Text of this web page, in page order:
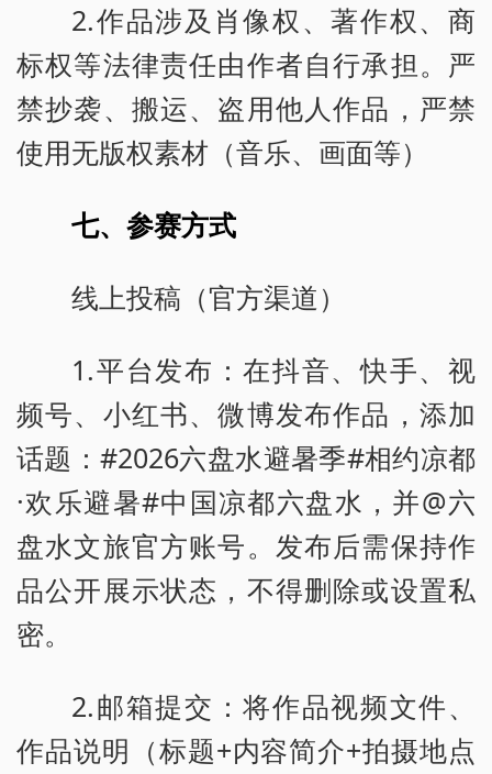
2.作品涉及肖像权、著作权、商
标权等法律责任由作者自行承担。严
禁抄袭、搬运、盗用他人作品，严禁
使用无版权素材（音乐、画面等）
七、参赛方式
线上投稿（官方渠道）
1.平台发布：在抖音、快手、视
频号、小红书、微博发布作品，添加
话题：#2026六盘水避暑季#相约凉都
·欢乐避暑#中国凉都六盘水，并@六
盘水文旅官方账号。发布后需保持作
品公开展示状态，不得删除或设置私
密。
2.邮箱提交：将作品视频文件、
作品说明（标题+内容简介+拍摄地点